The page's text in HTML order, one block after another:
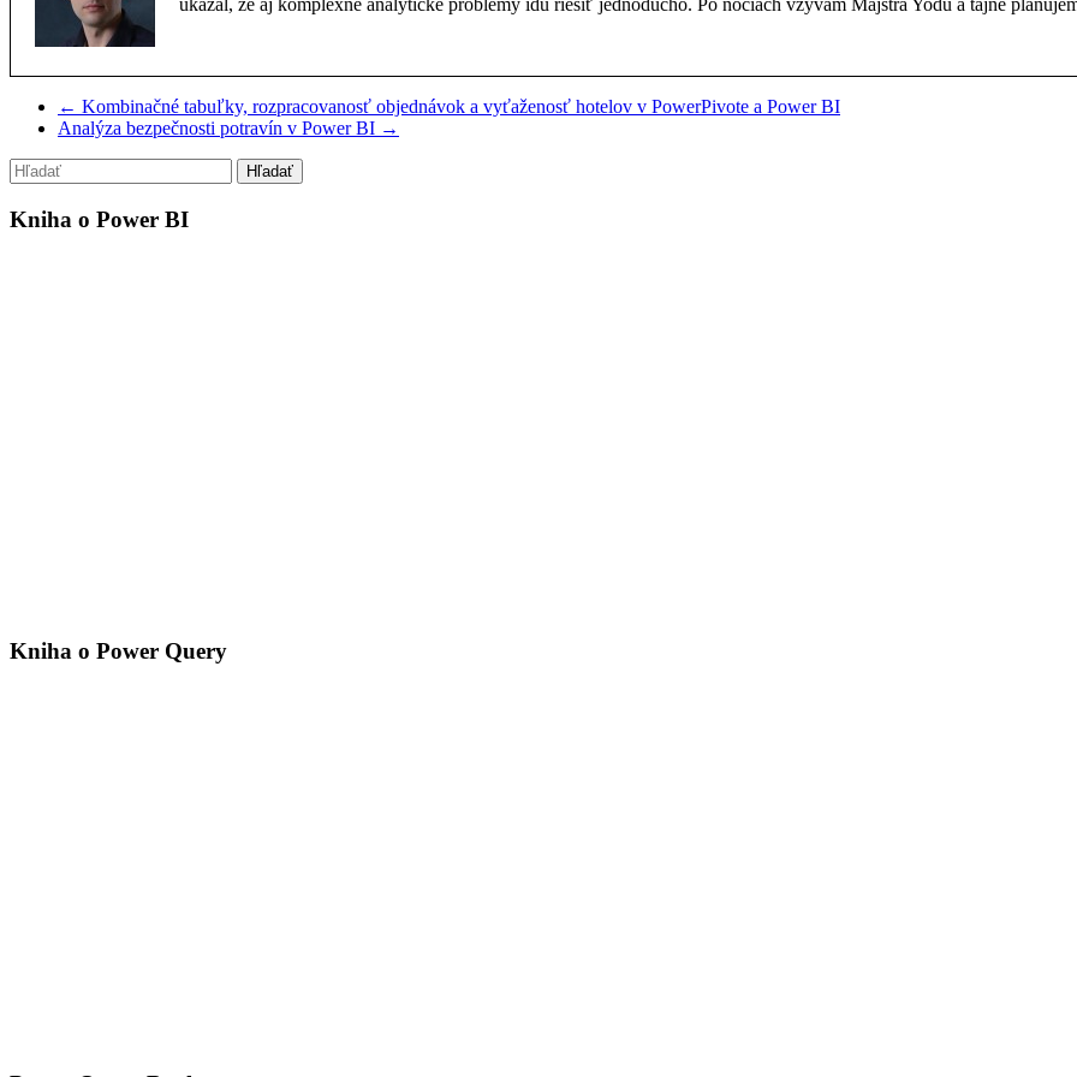
ukázal, že aj komplexné analytické problémy idú riešiť jednoducho. Po nociach vzývam Majstra Yodu a tajne
← Kombinačné tabuľky, rozpracovanosť objednávok a vyťaženosť hotelov v PowerPivote a Power BI
Analýza bezpečnosti potravín v Power BI →
Kniha o Power BI
Kniha o Power Query